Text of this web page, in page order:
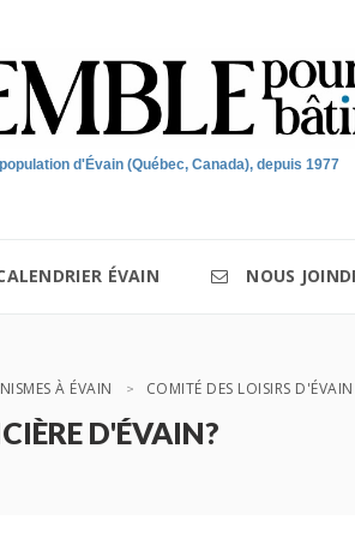
d'Évain (Québec, Canada), depuis 1977
ÉVAIN NOUS
À ÉVAIN COMITÉ DES LOISIRS D'ÉVAIN
D'ÉVAIN?